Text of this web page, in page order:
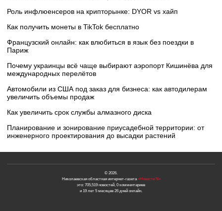
Роль инфлюенсеров на крипторынке: DYOR vs хайп
Как получить монеты в TikTok бесплатно
Французский онлайн: как влюбиться в язык без поездки в
Париж
Почему украинцы всё чаще выбирают аэропорт Кишинёва для
международных перелётов
Автомобили из США под заказ для бизнеса: как автодилерам
увеличить объемы продаж
Как увеличить срок службы алмазного диска
Планирование и зонирование приусадебной территории: от
инженерного проектирования до высадки растений
© 2026.
Николаевская областная интернет-газета«Новости N»
это: 705,519 новостей, 0 комментариев
и 19 лет 5 месяцев 26 дней онлайн.